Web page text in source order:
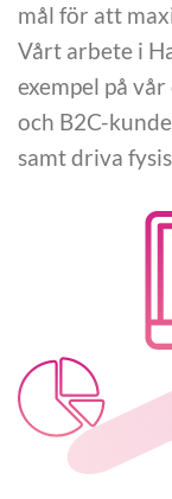
mål för att
Vårt arbete i
exempel på
och B2C-
samt driva